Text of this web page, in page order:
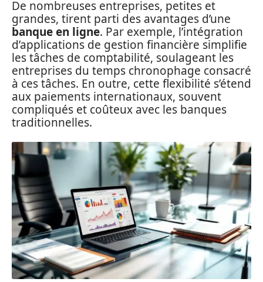
De nombreuses entreprises, petites et
grandes, tirent parti des avantages d’une
banque en ligne. Par exemple, l’intégration
d’applications de gestion financière simplifie
les tâches de comptabilité, soulageant les
entreprises du temps chronophage consacré
à ces tâches. En outre, cette flexibilité s’étend
aux paiements internationaux, souvent
compliqués et coûteux avec les banques
traditionnelles.